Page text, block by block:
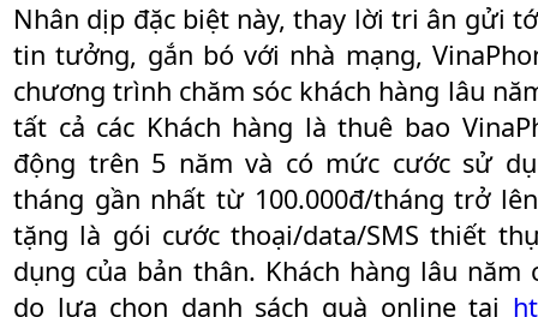
Nhân dịp đặc biệt này, thay lời tri ân gửi
tin tưởng, gắn bó với nhà mạng,
chương trình chăm sóc khách hàng lâu
tất cả các Khách hàng là thuê bao
động trên 5 năm và có mức cước sử
tháng gần nhất từ 100.000đ/tháng trở
tặng là gói cước thoại/data/SMS thiết
dụng của bản thân. Khách hàng lâu năm
do lựa chọn danh sách quà online tại